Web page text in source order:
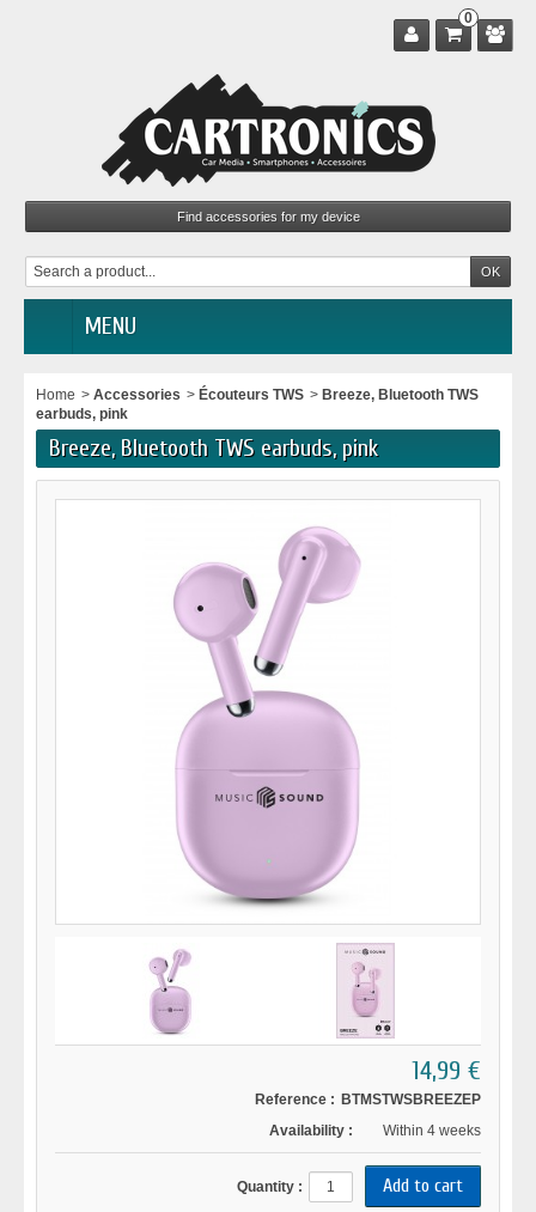
0
MENU
Home > Accessories > Écouteurs TWS > Breeze, Bluetooth TWS
earbuds, pink
Breeze, Bluetooth TWS earbuds, pink
14,99 €
Reference : BTMSTWSBREEZEP
Availability :
Within 4 weeks
Quantity :